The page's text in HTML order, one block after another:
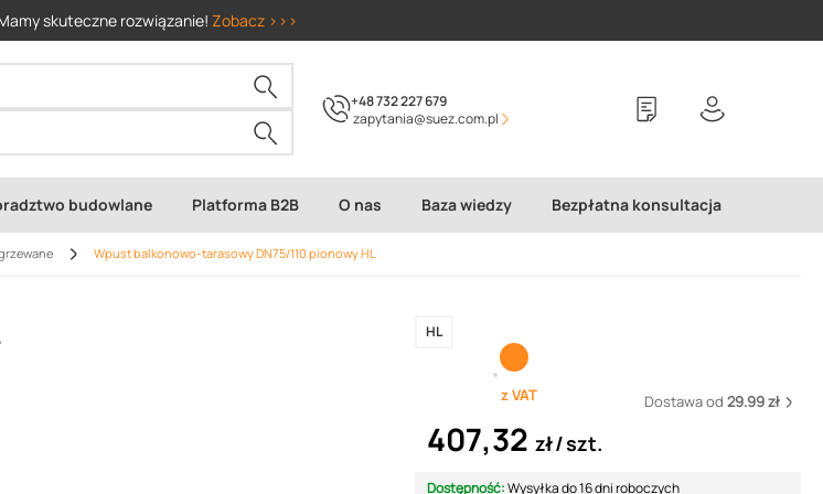
skuteczne rozwiązanie! Zobacz >>>
+48 732 227 679
zapytania@suez.com.pl
budowlane Platforma B2B O nas Baza wiedzy Bezpłatna konsultacja
Wpust balkonowo-tarasowy DN75/110 pionowy HL
HL
z VAT Dostawa od 29.99 zł
407,32 zł szt.
Dostępność:Wysyłka do 16 dni roboczych